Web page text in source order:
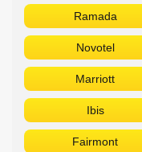
Ramada
Novotel
Marriott
Ibis
Fairmont